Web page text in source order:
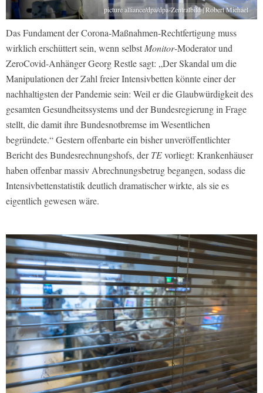
picture alliance/dpa/dpa-Zentralbild | Robert Michael
Das Fundament der Corona-Maßnahmen-Rechtfertigung muss
wirklich erschüttert sein, wenn selbstMonitor-Moderator und
ZeroCovid-Anhänger Georg Restle sagt: „Der Skandal um die
Manipulationen der Zahl freier Intensivbetten könnte einer der
nachhaltigsten der Pandemie sein: Weil er die Glaubwürdigkeit des
gesamten Gesundheitssystems und der Bundesregierung in Frage
stellt, die damit ihre Bundesnotbremse im Wesentlichen
begründete.“ Gestern offenbarte ein bisher unveröffentlichter
Bericht des Bundesrechnungshofs, derTEvorliegt: Krankenhäuser
haben offenbar massiv Abrechnungsbetrug begangen, sodass die
Intensivbettenstatistik deutlich dramatischer wirkte, als sie es
eigentlich gewesen wäre.